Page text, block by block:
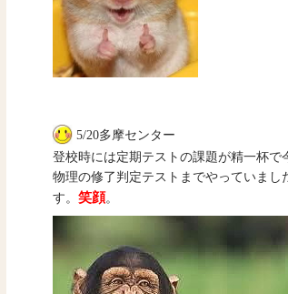
5/20多摩センター
登校時には定期テストの課題が精一杯
物理の修了判定テストまでやっていま
す。笑顔。